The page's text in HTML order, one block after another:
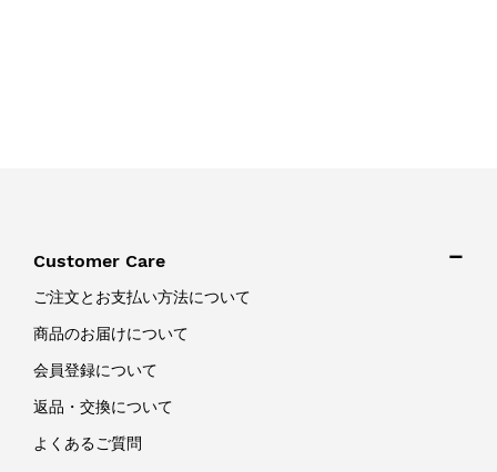
Customer Care
ご注文とお支払い方法について
商品のお届けについて
会員登録について
返品・交換について
よくあるご質問